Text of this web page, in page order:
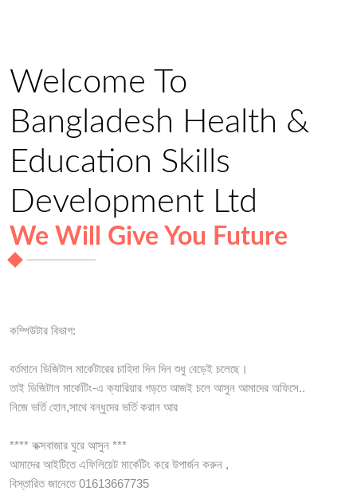
Welcome To
Bangladesh Health &
Education Skills
Development Ltd
We Will Give You Future
কম্পিউটার বিভাগ:
বর্তমানে ডিজিটাল মার্কেটারের চাহিদা দিন দিন শুধু বেড়েই চলেছে।
তাই ডিজিটাল মার্কেটিং-এ ক্যারিয়ার গড়তে আজই চলে আসুন আমাদের অফিসে..
নিজে ভর্তি হোন,সাথে বন্ধুদের ভর্তি করান আর
**** কক্সবাজার ঘুরে আসুন ***
আমাদের আইটিতে এফিলিয়েট মার্কেটিং করে উপার্জন করুন ,
বিস্তারিত জানেতে 01613667735